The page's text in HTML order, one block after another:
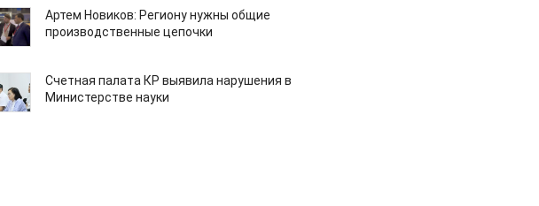
Артем Новиков: Региону нужны общие
производственные цепочки
Счетная палата КР выявила нарушения в
Министерстве науки